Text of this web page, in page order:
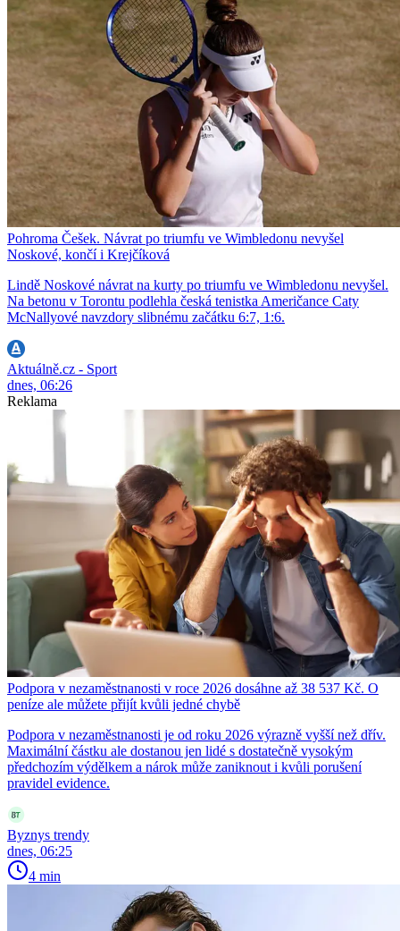
Pohroma Češek. Návrat po triumfu ve Wimbledonu nevyšel
Noskové, končí i Krejčíková
Lindě Noskové návrat na kurty po triumfu ve Wimbledonu nevyšel.
Na betonu v Torontu podlehla česká tenistka Američance Caty
McNallyové navzdory slibnému začátku 6:7, 1:6.
Aktuálně.cz - Sport
dnes, 06:26
Reklama
Podpora v nezaměstnanosti v roce 2026 dosáhne až 38 537 Kč. O
peníze ale můžete přijít kvůli jedné chybě
Podpora v nezaměstnanosti je od roku 2026 výrazně vyšší než dřív.
Maximální částku ale dostanou jen lidé s dostatečně vysokým
předchozím výdělkem a nárok může zaniknout i kvůli porušení
pravidel evidence.
Byznys trendy
dnes, 06:25
4 min